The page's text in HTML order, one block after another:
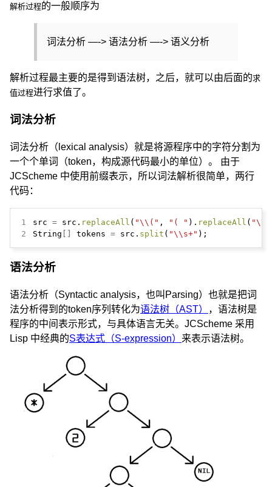
解析过程的一般顺序为
词法分析 —-> 语法分析 —-> 语义分析
解析过程最主要的是得到语法树，之后，就可以由后面的求
值过程进行求值了。
词法分析
词法分析（lexical analysis）就是将源程序中的字符分割为
一个个单词（token，构成源代码最小的单位）。 由于
JCScheme 中使用前缀表示，所以词法解析很简单，两行
代码：
1 src = src. replaceAll ( "\\(" , "( " ). replaceAll (
2
String [] tokens = src. split ( "\\s+" );
语法分析
语法分析（Syntactic analysis，也叫Parsing）也就是把词
法分析得到的token序列转化为语法树（AST）
，语法树是
程序的中间表示形式，与具体语言无关。JCScheme 采用
Lisp 中经典的S表达式（S-expression） 来表示语法树。